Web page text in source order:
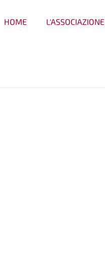
HOME L'ASSOCIAZIONE